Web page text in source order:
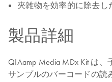
夾雑物を効率的に除去し
製品詳細
QIAamp Media MDx Kit は
サンプルのバーコードの読